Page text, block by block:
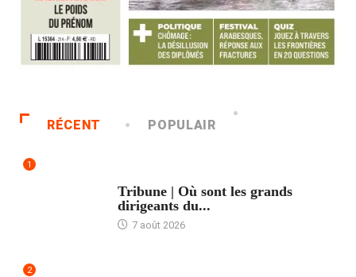
RÉCENT POPULAIR
1
Tribune | Où sont les grands
dirigeants du...
7 août 2026
2